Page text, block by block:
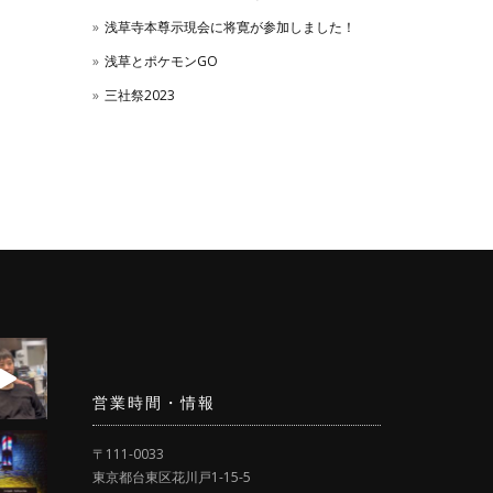
浅草寺本尊示現会に将寛が参加しました！
浅草とポケモンGO
三社祭2023
営業時間・情報
〒111-0033
東京都台東区花川戸1-15-5